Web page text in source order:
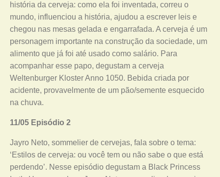
história da cerveja: como ela foi inventada, correu o
mundo, influenciou a história, ajudou a escrever leis e
chegou nas mesas gelada e engarrafada. A cerveja é um
personagem importante na construção da sociedade, um
alimento que já foi até usado como salário. Para
acompanhar esse papo, degustam a cerveja
Weltenburger Kloster Anno 1050. Bebida criada por
acidente, provavelmente de um pão/semente esquecido
na chuva.
11/05 Episódio 2
Jayro Neto, sommelier de cervejas, fala sobre o tema:
‘Estilos de cerveja: ou você tem ou não sabe o que está
perdendo’. Nesse episódio degustam a Black Princess